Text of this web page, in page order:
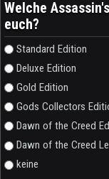
Welche
euch?
Auswahlmöglichkeiten
Standard Edition
Deluxe Edition
Gold Edition
Gods Collectors
Dawn of the Creed
Dawn of the Creed
keine